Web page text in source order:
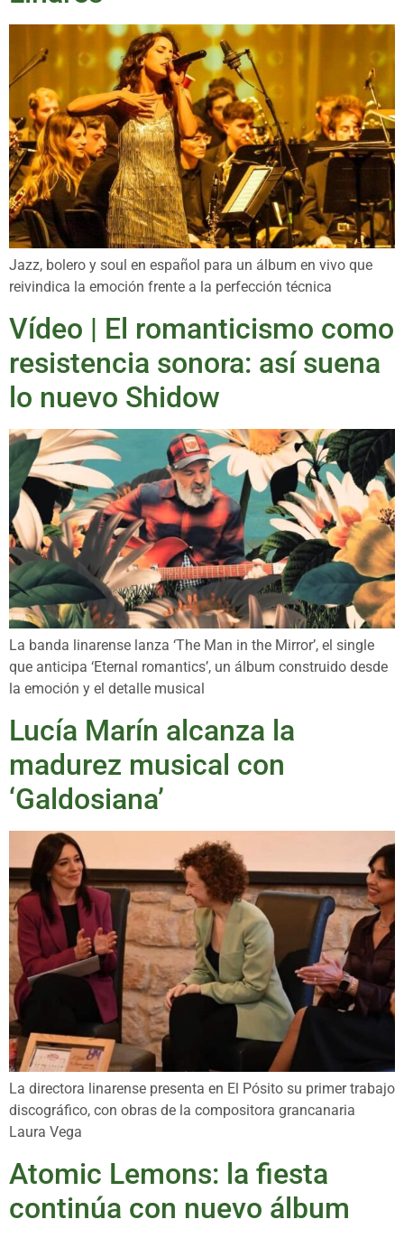
Jazz, bolero y soul en español para un álbum en vivo que
reivindica la emoción frente a la perfección técnica
Vídeo | El romanticismo como
resistencia sonora: así suena
lo nuevo Shidow
La banda linarense lanza ‘The Man in the Mirror’, el single
que anticipa ‘Eternal romantics’, un álbum construido desde
la emoción y el detalle musical
Lucía Marín alcanza la
madurez musical con
‘Galdosiana’
La directora linarense presenta en El Pósito su primer trabajo
discográfico, con obras de la compositora grancanaria
Laura Vega
Atomic Lemons: la fiesta
continúa con nuevo álbum